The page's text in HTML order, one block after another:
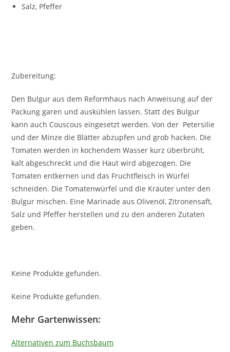
Salz, Pfeffer
Zubereitung:
Den Bulgur aus dem Reformhaus nach Anweisung auf der
Packung garen und auskühlen lassen. Statt des Bulgur
kann auch Couscous eingesetzt werden. Von der Petersilie
und der Minze die Blätter abzupfen und grob hacken. Die
Tomaten werden in kochendem Wasser kurz überbrüht,
kalt abgeschreckt und die Haut wird abgezogen. Die
Tomaten entkernen und das Fruchtfleisch in Würfel
schneiden. Die Tomatenwürfel und die Kräuter unter den
Bulgur mischen. Eine Marinade aus Olivenöl, Zitronensaft,
Salz und Pfeffer herstellen und zu den anderen Zutaten
geben.
Keine Produkte gefunden.
Keine Produkte gefunden.
Mehr Gartenwissen:
Alternativen zum Buchsbaum